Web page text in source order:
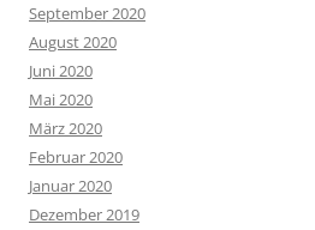
September 2020
August 2020
Juni 2020
Mai 2020
März 2020
Februar 2020
Januar 2020
Dezember 2019